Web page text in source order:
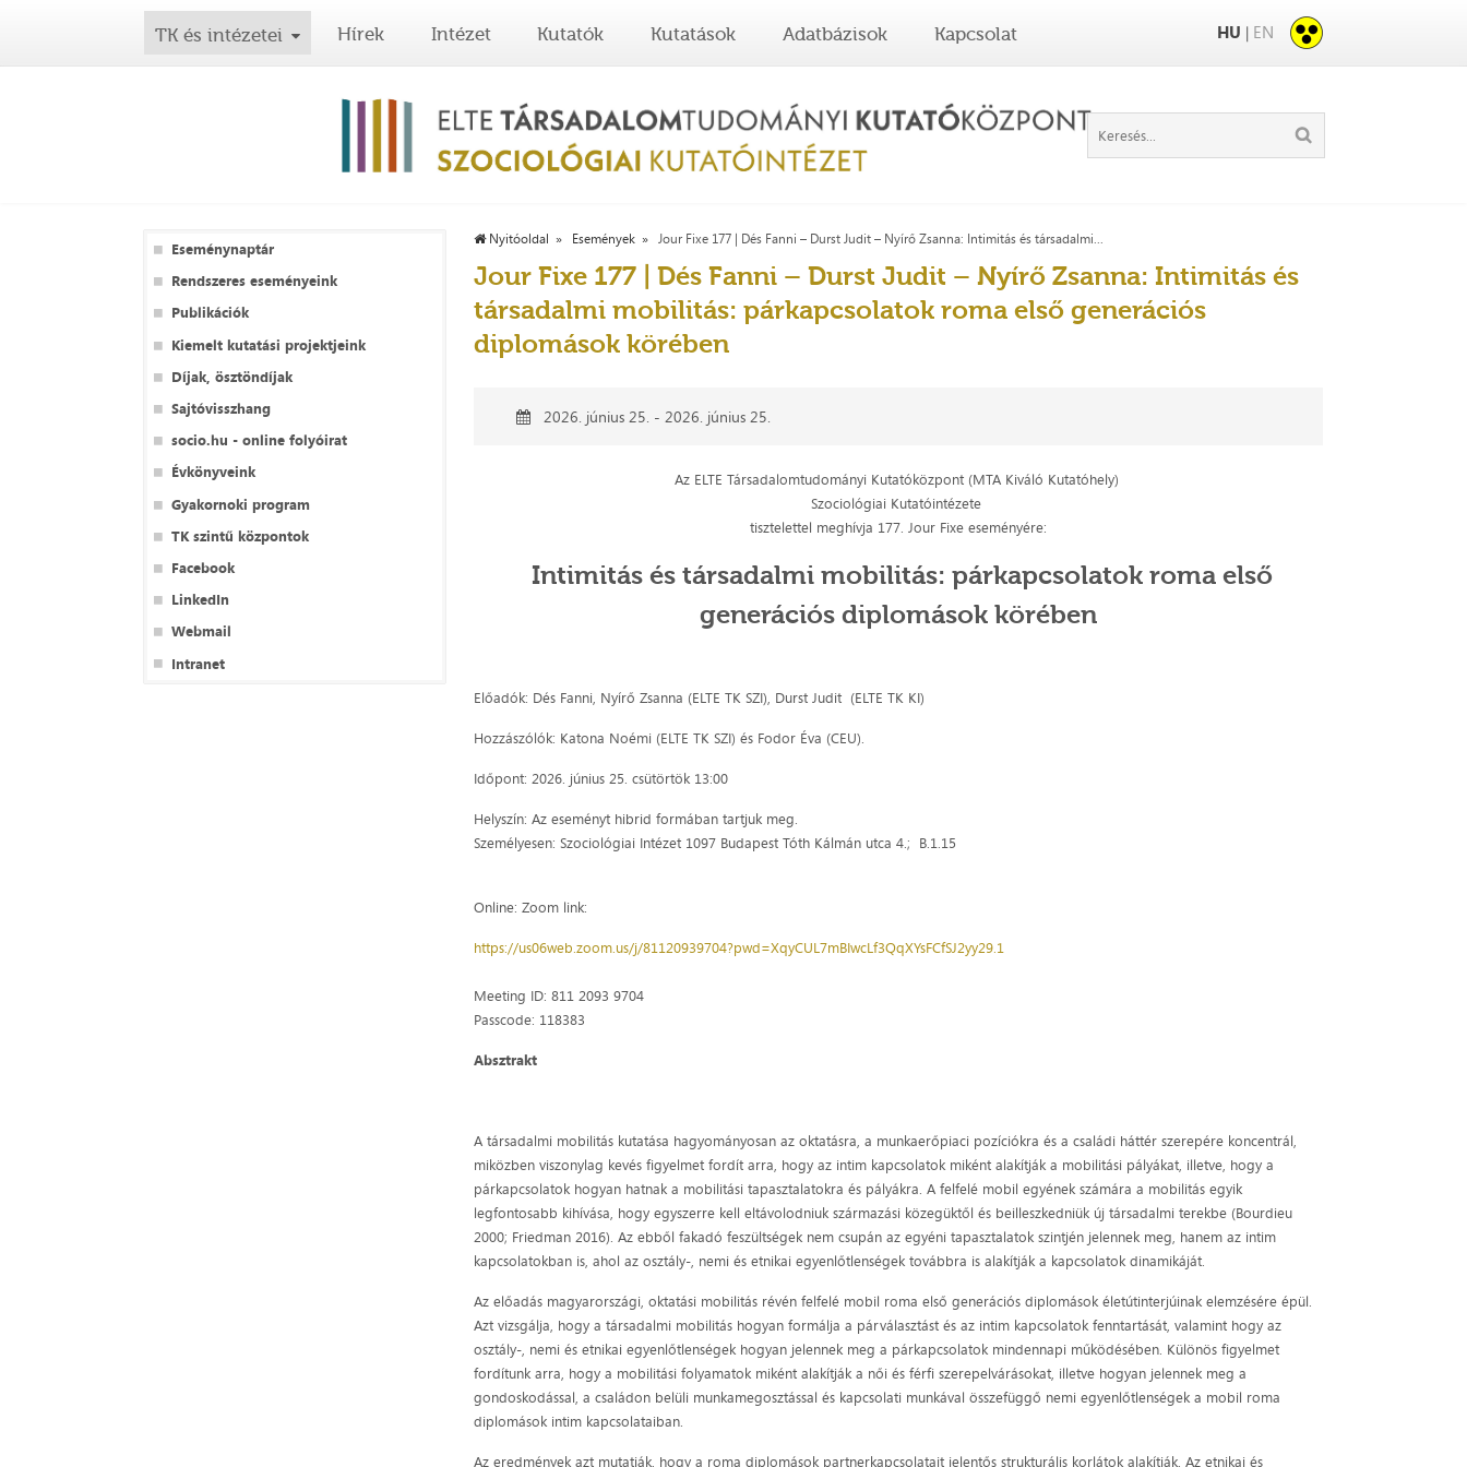
TK és intézetei Hírek Intézet Kutatók Kutatások Adatbázisok Kapcsolat HU | EN
Eseménynaptár
Rendszeres eseményeink
Publikációk
Kiemelt kutatási projektjeink
Díjak, ösztöndíjak
Sajtóvisszhang
socio.hu - online folyóirat
Évkönyveink
Gyakornoki program
TK szintű központok
Facebook
LinkedIn
Webmail
Intranet
Nyitóoldal Események Jour Fixe 177 | Dés Fanni – Durst Judit – Nyírő Zsanna: Intimitás és társadalmi...
Jour Fixe 177 | Dés Fanni – Durst Judit – Nyírő Zsanna: Intimitás és
társadalmi mobilitás: párkapcsolatok roma első generációs
diplomások körében
2026. június 25. - 2026. június 25.
Az ELTE Társadalomtudományi Kutatóközpont (MTA Kiváló Kutatóhely)
Szociológiai Kutatóintézete
tisztelettel meghívja 177. Jour Fixe eseményére:
Intimitás és társadalmi mobilitás: párkapcsolatok roma első
generációs diplomások körében
Előadók: Dés Fanni, Nyírő Zsanna (ELTE TK SZI), Durst Judit (ELTE TK KI)
Hozzászólók: Katona Noémi (ELTE TK SZI) és Fodor Éva (CEU).
Időpont: 2026. június 25. csütörtök 13:00
Helyszín: Az eseményt hibrid formában tartjuk meg.
Személyesen: Szociológiai Intézet 1097 Budapest Tóth Kálmán utca 4.; B.1.15
Online: Zoom link:
https://us06web.zoom.us/j/81120939704?pwd=XqyCUL7mBIwcLf3QqXYsFCfSJ2yy29.1
Meeting ID: 811 2093 9704
Passcode: 118383
Absztrakt
A társadalmi mobilitás kutatása hagyományosan az oktatásra, a munkaerőpiaci pozíciókra és a családi háttér szerepére koncentrál,
miközben viszonylag kevés figyelmet fordít arra, hogy az intim kapcsolatok miként alakítják a mobilitási pályákat, illetve, hogy a
párkapcsolatok hogyan hatnak a mobilitási tapasztalatokra és pályákra. A felfelé mobil egyének számára a mobilitás egyik
legfontosabb kihívása, hogy egyszerre kell eltávolodniuk származási közegüktől és beilleszkedniük új társadalmi terekbe (Bourdieu
2000; Friedman 2016). Az ebből fakadó feszültségek nem csupán az egyéni tapasztalatok szintjén jelennek meg, hanem az intim
kapcsolatokban is, ahol az osztály-, nemi és etnikai egyenlőtlenségek továbbra is alakítják a kapcsolatok dinamikáját.
Az előadás magyarországi, oktatási mobilitás révén felfelé mobil roma első generációs diplomások életútinterjúinak elemzésére épül.
Azt vizsgálja, hogy a társadalmi mobilitás hogyan formálja a párválasztást és az intim kapcsolatok fenntartását, valamint hogy az
osztály-, nemi és etnikai egyenlőtlenségek hogyan jelennek meg a párkapcsolatok mindennapi működésében. Különös figyelmet
fordítunk arra, hogy a mobilitási folyamatok miként alakítják a női és férfi szerepelvárásokat, illetve hogyan jelennek meg a
gondoskodással, a családon belüli munkamegosztással és kapcsolati munkával összefüggő nemi egyenlőtlenségek a mobil roma
diplomások intim kapcsolataiban.
Az eredmények azt mutatják, hogy a roma diplomások partnerkapcsolatait jelentős strukturális korlátok alakítják. Az etnikai és